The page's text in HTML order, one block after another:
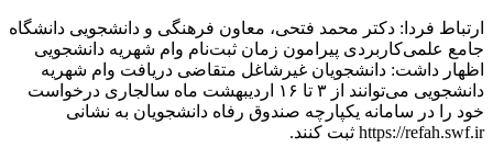
ارتباط فردا: دکتر محمد فتحی، معاون فرهنگی و دانشجویی دانشگاه
جامع علمی‌کاربردی پیرامون زمان ثبت‌نام وام شهریه دانشجویی
اظهار داشت: دانشجویان غیرشاغل متقاضی دریافت وام شهریه
دانشجویی می‌توانند از ۳ تا ۱۶ اردیبهشت ماه سالجاری درخواست
خود را در سامانه یکپارچه صندوق رفاه دانشجویان به نشانی
https://refah.swf.ir ثبت کنند.